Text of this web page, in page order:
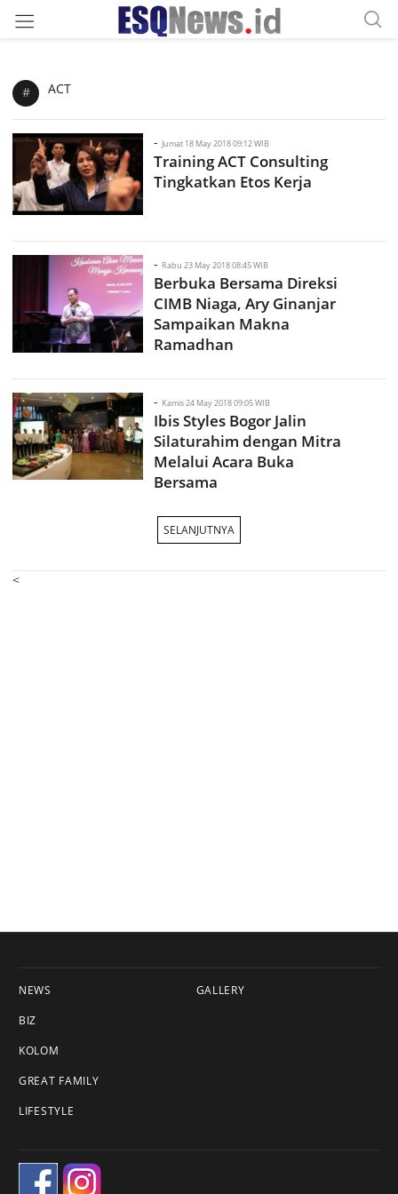
# ACT
- Jumat 18 May 2018 09:12 WIB
Training ACT Consulting
Tingkatkan Etos Kerja
- Rabu 23 May 2018 08:45 WIB
Berbuka Bersama Direksi
CIMB Niaga, Ary Ginanjar
Sampaikan Makna
Ramadhan
- Kamis 24 May 2018 09:05 WIB
Ibis Styles Bogor Jalin
Silaturahim dengan Mitra
Melalui Acara Buka
Bersama
SELANJUTNYA
<
NEWS
BIZ
KOLOM
GREAT FAMILY
LIFESTYLE
GALLERY